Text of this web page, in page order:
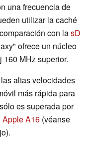
una frecuencia de
utilizar la caché
con lasD
ofrece un núcleo
MHz superior.
altas velocidades
más rápida para
es superada por
Apple A16 (véanse